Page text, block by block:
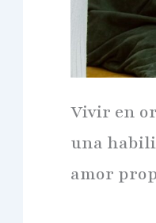
Vivir en
una
amor